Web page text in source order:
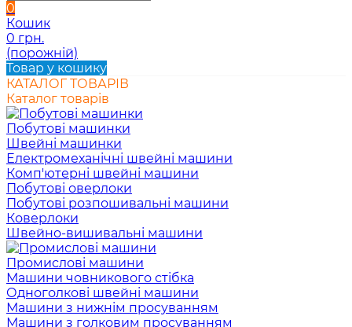
0
Кошик
0 грн.
(порожній)
Товар у кошику
КАТАЛОГ ТОВАРІВ
Каталог товарів
Побутові машинки
Швейні машинки
Електромеханічні швейні машини
Комп'ютерні швейні машини
Побутові оверлоки
Побутові розпошивальні машини
Коверлоки
Швейно-вишивальні машини
Промислові машини
Машини човникового стібка
Одноголкові швейні машини
Машини з нижнім просуванням
Машини з голковим просуванням